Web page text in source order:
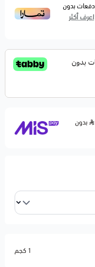
دفعات بدون
اعرف أكثر
بدون
1 كجم